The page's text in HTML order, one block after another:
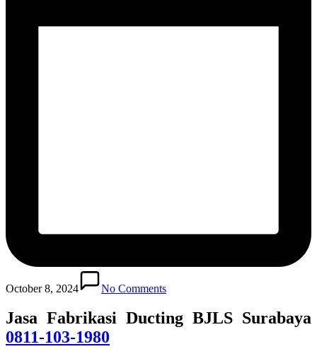
October 8, 2024 No Comments
Jasa Fabrikasi Ducting BJLS Surabaya
0811-103-1980